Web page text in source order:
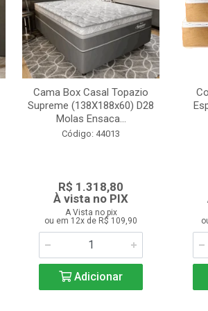
Cama Box Casal Topazio
Supreme (138X188x60) D28
Molas Ensaca...
Código: 44013
R$ 1.318,80
À vista no PIX
A Vista no pix
ou em 12x de R$ 109,90
Adicionar